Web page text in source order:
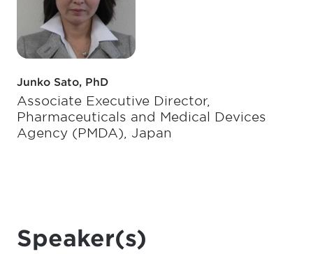
Junko Sato, PhD
Associate Executive Director,
Pharmaceuticals and Medical Devices
Agency (PMDA), Japan
Speaker(s)